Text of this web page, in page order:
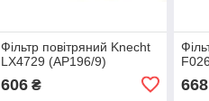
Фільтр повітряний Knecht
LX4729 (AP196/9)
606₴ 668